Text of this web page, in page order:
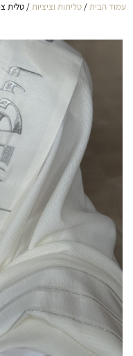
עמוד הבית/ טליתות וציציות/ טלית